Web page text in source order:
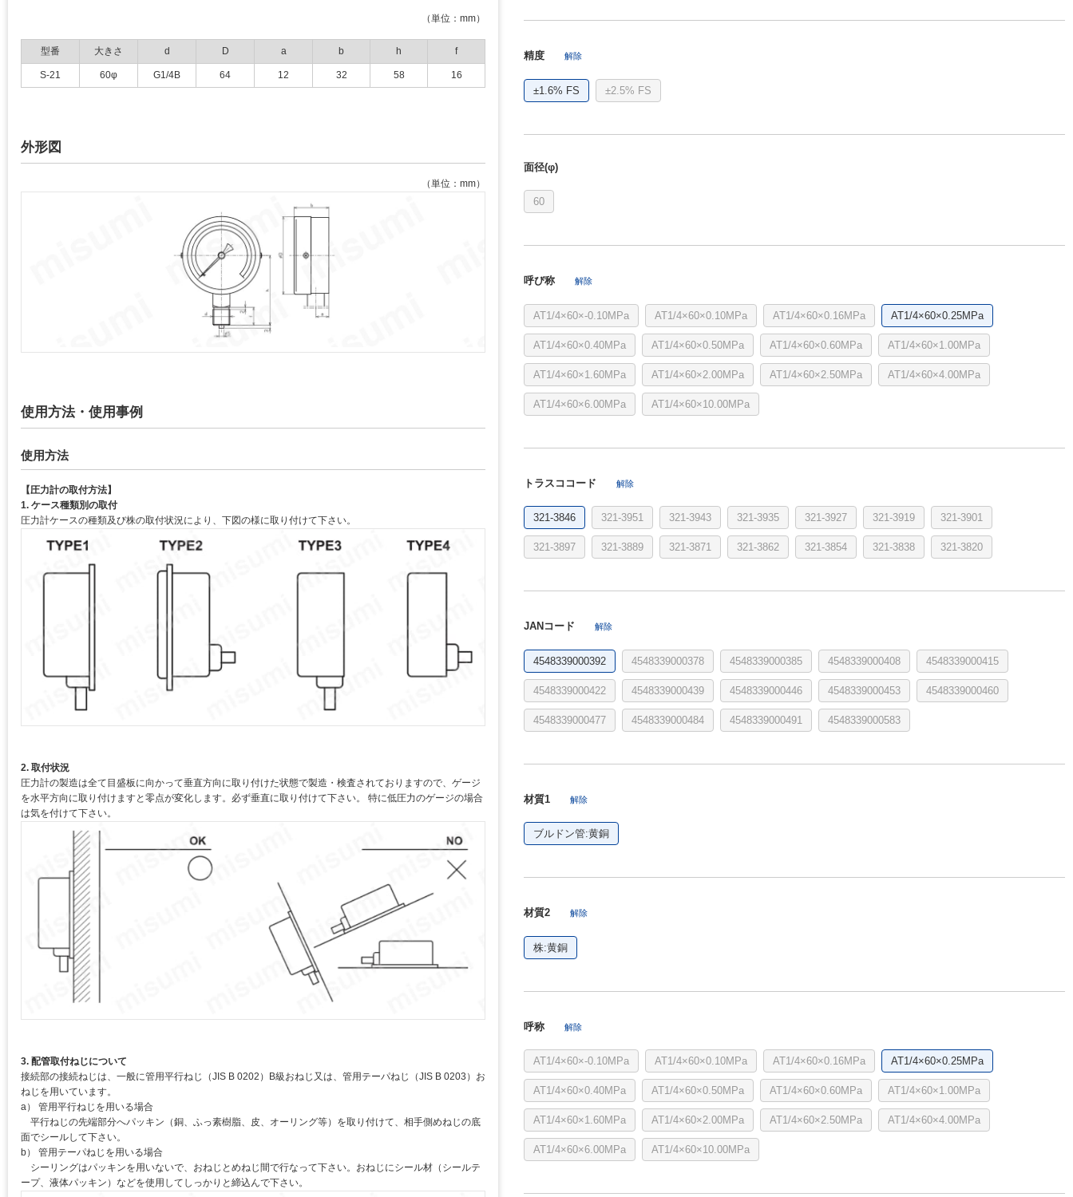
（単位：mm）
型番 大きさ d D a b h f
S-21 60φ G1/4B 64 12 32 58 16
外形図
（単位：mm）
使用方法・使用事例
使用方法
【圧力計の取付方法】
1. ケース種類別の取付
圧力計ケースの種類及び株の取付状況により、下図の様に取り付けて下さい。
2. 取付状況
圧力計の製造は全て目盛板に向かって垂直方向に取り付けた状態で製造・検査されておりますので、ゲージ
を水平方向に取り付けますと零点が変化します。必ず垂直に取り付けて下さい。 特に低圧力のゲージの場合
は気を付けて下さい。
3. 配管取付ねじについて
接続部の接続ねじは、一般に管用平行ねじ（JIS B 0202）B級おねじ又は、管用テーパねじ（JIS B 0203）お
ねじを用いています。
a） 管用平行ねじを用いる場合
平行ねじの先端部分へパッキン（銅、ふっ素樹脂、皮、オーリング等）を取り付けて、相手側めねじの底
面でシールして下さい。
b） 管用テーパねじを用いる場合
シーリングはパッキンを用いないで、おねじとめねじ間で行なって下さい。おねじにシール材（シールテ
ープ、液体パッキン）などを使用してしっかりと締込んで下さい。
精度 解除
±1.6% FS ±2.5% FS
面径(φ)
60
呼び称 解除
AT1/4×60×-0.10MPa AT1/4×60×0.10MPa AT1/4×60×0.16MPa AT1/4×60×0.25MPa
AT1/4×60×0.40MPa AT1/4×60×0.50MPa AT1/4×60×0.60MPa AT1/4×60×1.00MPa
AT1/4×60×1.60MPa AT1/4×60×2.00MPa AT1/4×60×2.50MPa AT1/4×60×4.00MPa
AT1/4×60×6.00MPa AT1/4×60×10.00MPa
トラスココード 解除
321-3846 321-3951 321-3943 321-3935 321-3927 321-3919 321-3901
321-3897 321-3889 321-3871 321-3862 321-3854 321-3838 321-3820
JANコード 解除
4548339000392 4548339000378 4548339000385 4548339000408 4548339000415
4548339000422 4548339000439 4548339000446 4548339000453 4548339000460
4548339000477 4548339000484 4548339000491 4548339000583
材質1 解除
ブルドン管:黄銅
材質2 解除
株:黄銅
呼称 解除
AT1/4×60×-0.10MPa AT1/4×60×0.10MPa AT1/4×60×0.16MPa AT1/4×60×0.25MPa
AT1/4×60×0.40MPa AT1/4×60×0.50MPa AT1/4×60×0.60MPa AT1/4×60×1.00MPa
AT1/4×60×1.60MPa AT1/4×60×2.00MPa AT1/4×60×2.50MPa AT1/4×60×4.00MPa
AT1/4×60×6.00MPa AT1/4×60×10.00MPa